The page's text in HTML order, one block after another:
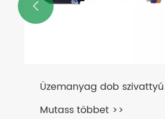
Üzemanyag dob szivattyú
Mutass többet >>
